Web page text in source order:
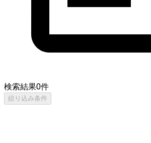
検索結果0件
絞り込み条件